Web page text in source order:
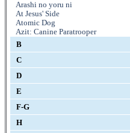
Arashi no yoru ni
At Jesus' Side
Atomic Dog
Azit: Canine Paratrooper
B
C
D
E
F-G
H